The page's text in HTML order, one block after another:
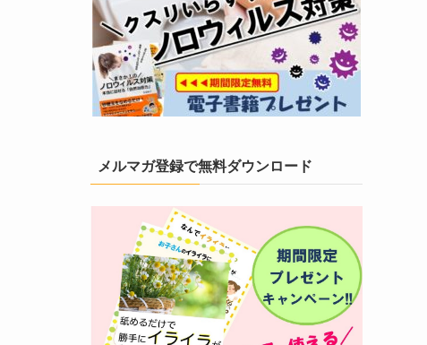
メルマガ登録で無料ダウンロード